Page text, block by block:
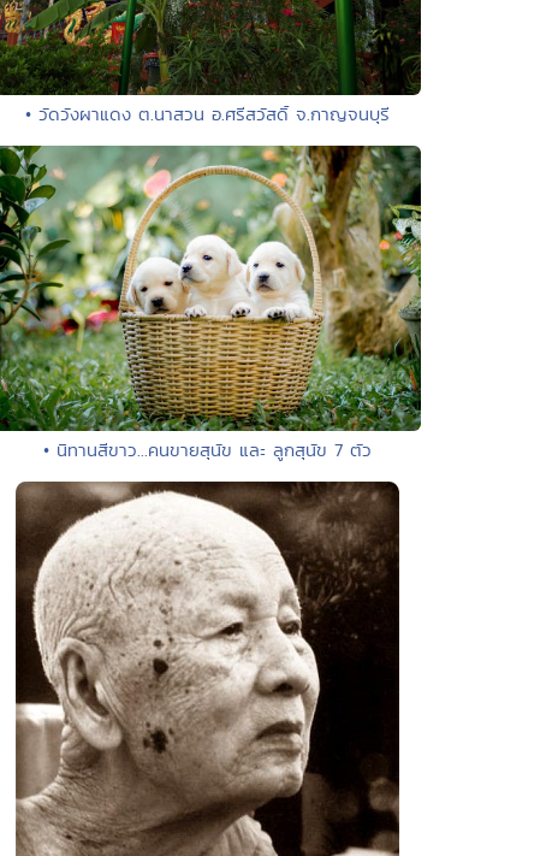
• วัดวังผาแดง ต.นาสวน อ.ศรีสวัสดิ์ จ.กาญจนบุรี
• นิทานสีขาว...คนขายสุนัข และ ลูกสุนัข 7 ตัว